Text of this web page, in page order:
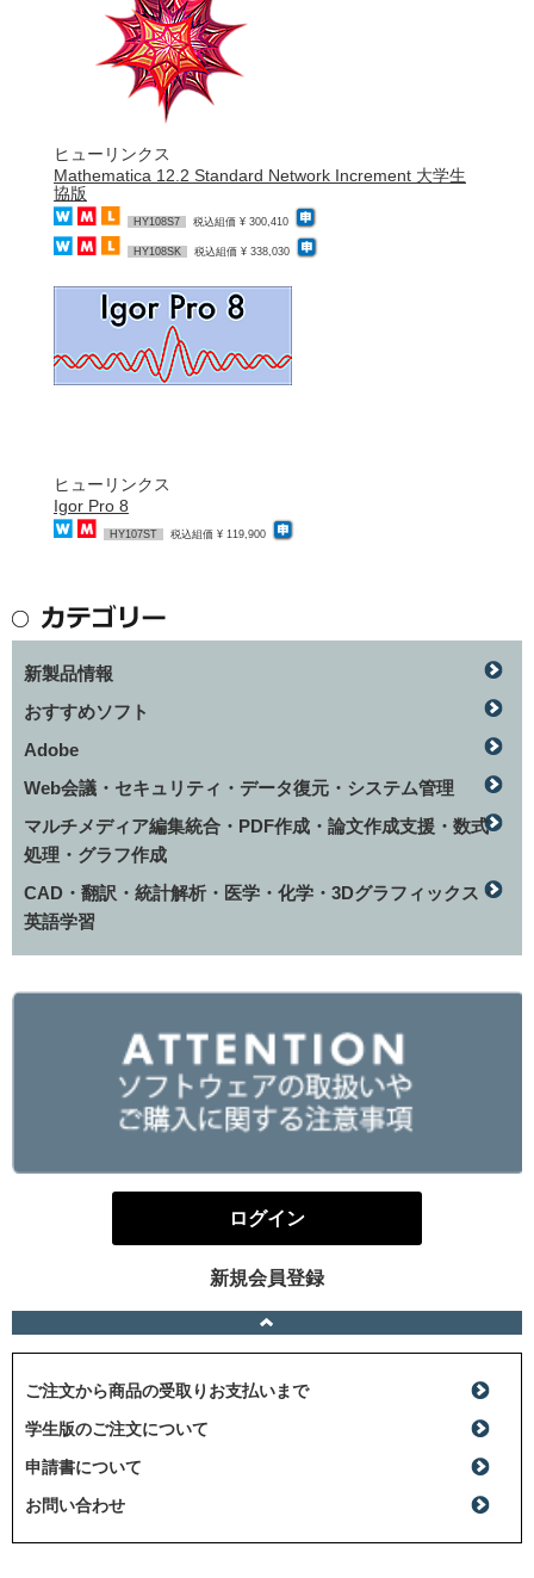
ヒューリンクス
Mathematica 12.2 Standard Network Increment 大学生
協版
HY108S7 税込組価 ¥ 300,410
HY108SK 税込組価 ¥ 338,030
ヒューリンクス
Igor Pro 8
HY107ST 税込組価 ¥ 119,900
新製品情報
おすすめソフト
Adobe
Web会議・セキュリティ・データ復元・システム管理
マルチメディア編集統合・PDF作成・論文作成支援・数式
処理・グラフ作成
CAD・翻訳・統計解析・医学・化学・3Dグラフィックス・
英語学習
ログイン
新規会員登録
ご注文から商品の受取りお支払いまで
学生版のご注文について
申請書について
お問い合わせ